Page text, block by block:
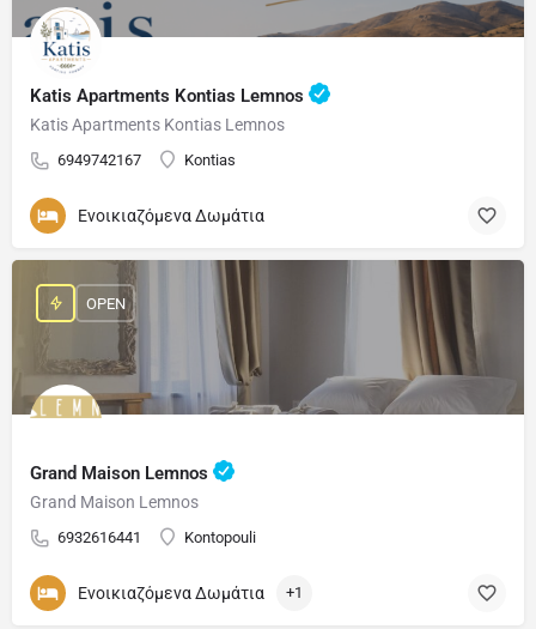
Katis Apartments Kontias Lemnos
Katis Apartments Kontias Lemnos
6949742167 Kontias
Ενοικιαζόμενα Δωμάτια
Grand Maison Lemnos
Grand Maison Lemnos
6932616441 Kontopouli
OPEN
Ενοικιαζόμενα Δωμάτια +1